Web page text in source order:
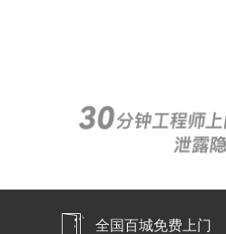
全国百城免费上门